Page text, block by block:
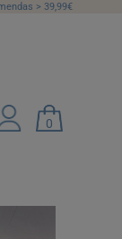
> 39,99€
0
20 g x 1